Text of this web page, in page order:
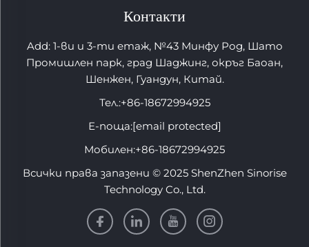
Контакти
Add: 1-ви и 3-ти етаж, №43 Минфу Род, Шато
Промишлен парк, град Шаджинг, окръг Баоан,
Шенжен, Гуандун, Китай.
Тел.:+86-18672994925
Е-поща:[email protected]
Мобилен:+86-18672994925
Всички права запазени © 2025 ShenZhen Sinorise
Technology Co., Ltd.